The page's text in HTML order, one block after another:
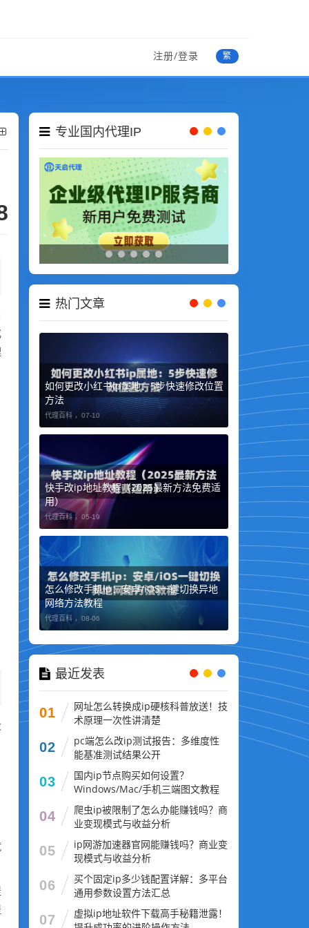
注册/登录 繁
专业国内代理IP
热门文章
如何更改小红书ip属地：5步快速修改位置
方法
代理百科 ， 07-10
快手改ip地址教程（2025最新方法免费适
用）
代理百科 ， 05-19
怎么修改手机ip：安卓/iOS一键切换异地
网络方法教程
代理百科 ， 08-06
最近发表
01
网址怎么转换成ip硬核科普放送！技
术原理一次性讲清楚
02
pc端怎么改ip测试报告：多维度性
能基准测试结果公开
03
国内ip节点购买如何设置？
Windows/Mac/手机三端图文教程
04
爬虫ip被限制了怎么办能赚钱吗？商
业变现模式与收益分析
05
ip网游加速器官网能赚钱吗？商业变
现模式与收益分析
06
买个固定ip多少钱配置详解：多平台
通用参数设置方法汇总
07
虚拟ip地址软件下载高手秘籍泄露！